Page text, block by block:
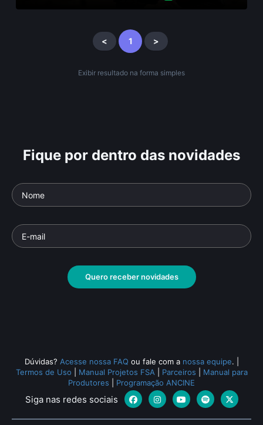
< 1 >
Exibir resultado na forma simples
Fique por dentro das novidades
Quero receber novidades
Dúvidas? Acesse nossa FAQ ou fale com a nossa equipe.
Termos de Uso
Manual Projetos FSA Parceiros
Manual para
Produtores
Programação ANCINE
Siga nas redes sociais